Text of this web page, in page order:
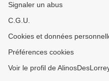
Signaler un abus
C.G.U.
Cookies et données
Préférences cookies
Voir le profil de